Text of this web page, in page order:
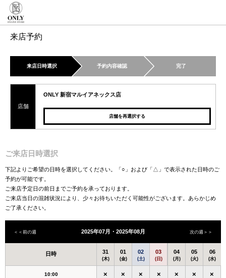
来店予約
来店日時選択 予約内容確認 完了
店舗
ONLY 新宿マルイアネックス店
店舗を再選択する
ご来店日時選択
下記よりご希望の日時を選択してください。「○」および「△」で表示された日時のご
予約が可能です。
ご来店予定日の前日までご予約を承っております。
ご来店当日の混雑状況により、少々お待ちいただく可能性がございます。あらかじめ
ご了承ください。
＜＜前の週 2025年07月・2025年08月 次の週＞＞
日時 31
(木)
01
(金)
02
(土)
03
(日)
04
(月)
05
(火)
06
(水)
10:00 × × × × × × ×